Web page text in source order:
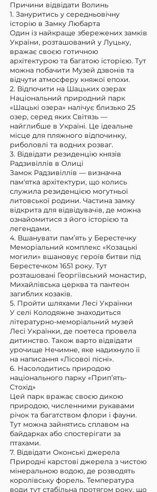
Причини відвідати Волинь
1. Зануритись у середньовічну
історію в Замку Любарта
Один із найкраще збережених замків
України, розташований у Луцьку,
вражає своєю готичною
архітектурою та багатою історією. Тут
можна побачити Музей дзвонів та
відчути атмосферу княжої епохи.
2. Відпочити на Шацьких озерах
Національний природний парк
«Шацькі озера» налічує близько 25
озер, серед яких Світязь —
найглибше в Україні. Це ідеальне
місце для пляжного відпочинку,
риболовлі та водних розваг.
3. Відвідати резиденцію князів
Радзивіллів в Олиці
Замок Радзивіллів — визначна
пам'ятка архітектури, що колись
служила резиденцією могутньої
литовської родини. Частина замку
відкрита для відвідувачів, де можна
ознайомитися з його історією та
легендами.
4. Вшанувати пам’ять у Берестечку
Меморіальний комплекс «Козацькі
могили» вшановує героїв битви під
Берестечком 1651 року. Тут
розташовані Георгіївський монастир,
Михайлівська церква та пантеон
загиблих козаків.
5. Пройти шляхами Лесі Українки
У селі Колодяжне знаходиться
літературно-меморіальний музей
Лесі Українки, де поетеса провела
дитинство. Також варто відвідати
урочище Нечимне, яке надихнуло її
на написання «Лісової пісні».
6. Насолодитись природою
національного парку «Прип’ять-
Стохід»
Цей парк вражає своєю дикою
природою, численними рукавами
річок та багатством флори і фауни.
Тут можна зайнятись сплавом на
байдарках або спостерігати за
птахами.
7. Відвідати Оконські джерела
Природні карстові джерела з чистою
мінеральною водою, де розводять
королівську форель. Температура
води тут стабільна протягом року, що